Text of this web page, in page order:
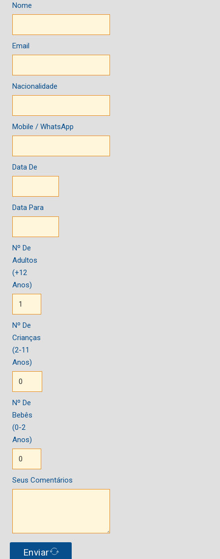
Nome
Email
Nacionalidade
Mobile / WhatsApp
Data De
Data Para
Nº De
Adultos
(+12
Anos)
Nº De
Crianças
(2-11
Anos)
Nº De
Bebês
(0-2
Anos)
Seus Comentários
Enviar